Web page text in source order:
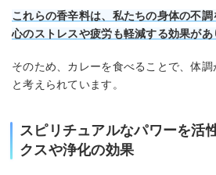
これらの香辛料は、私たちの身体の不調
心のストレスや疲労も軽減する効果があ
そのため、カレーを食べることで、体
と考えられています。
スピリチュアルなパワーを活
クスや浄化の効果